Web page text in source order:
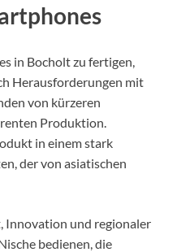
in Bocholt zu fertigen,
Herausforderungen mit
von kürzeren
Produktion.
in einem stark
der von asiatischen
Innovation und regionaler
bedienen, die